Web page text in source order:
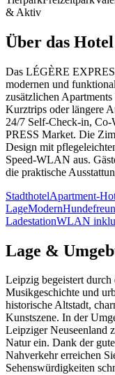
& Aktiv
Über das Hotel
Das LÉGÈRE
modernen und
zusätzlichen
Kurztrips oder längere
24/7 Self-Check-in, Co-
PRESS Market. Die
Design mit
Speed-WLAN aus.
die praktische
StadthotelApartment-
LageModern
LadestationWLAN
Lage &
Leipzig begeistert
Musikgeschichte und
historische Altstadt,
Kunstszene. In der
Leipziger Neuseenland
Natur ein. Dank der
Nahverkehr erreichen
Sehenswürdigkeiten